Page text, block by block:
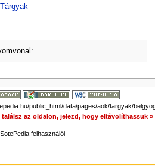
Tárgyak
public_html/data/pages/aok/targyak/
találsz az oldalon, jelezd, hogy eltávolíthassuk »
felhasználói